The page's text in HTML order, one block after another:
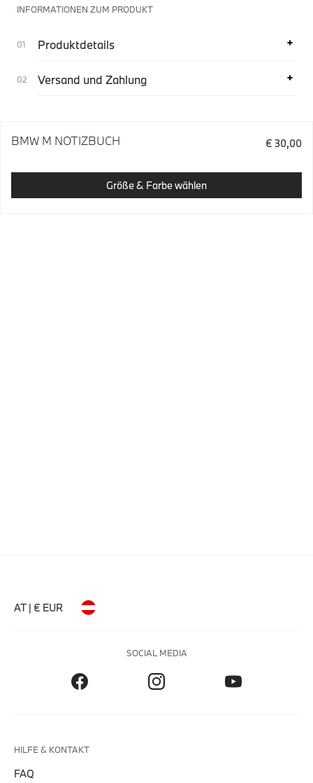
INFORMATIONEN ZUM PRODUKT
Produktdetails
Versand und Zahlung
BMW M NOTIZBUCH € 30,00
Größe & Farbe wählen
AT | € EUR
SOCIAL MEDIA
HILFE & KONTAKT
FAQ